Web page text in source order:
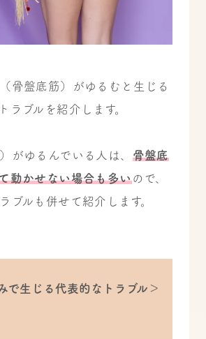
骨盤底筋）がゆるむと生じる
ラブルを紹介します。
がゆるんでいる人は、 骨盤底
動かせない場合も多いので、
ブルも併せて紹介します。
で生じる代表的なトラブル＞